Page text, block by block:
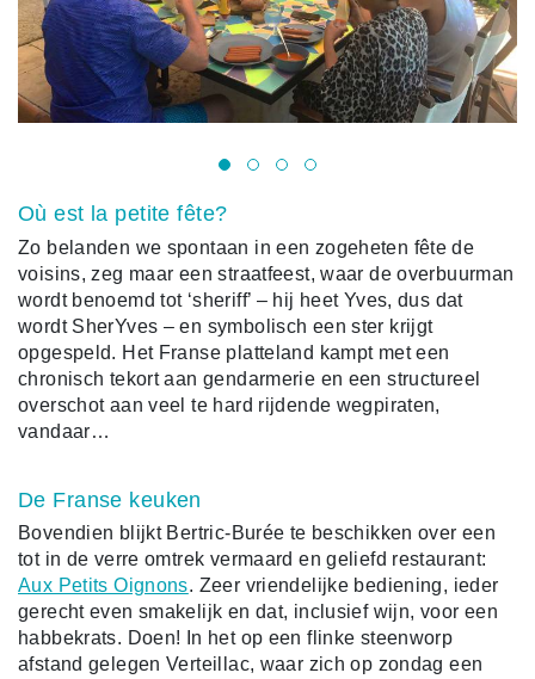
Où est la petite fête?
Zo belanden we spontaan in een zogeheten fête de
voisins, zeg maar een straatfeest, waar de overbuurman
wordt benoemd tot ‘sheriff’ – hij heet Yves, dus dat
wordt SherYves – en symbolisch een ster krijgt
opgespeld. Het Franse platteland kampt met een
chronisch tekort aan gendarmerie en een structureel
overschot aan veel te hard rijdende wegpiraten,
vandaar…
De Franse keuken
Bovendien blijkt Bertric-Burée te beschikken over een
tot in de verre omtrek vermaard en geliefd restaurant:
Aux Petits Oignons. Zeer vriendelijke bediening, ieder
gerecht even smakelijk en dat, inclusief wijn, voor een
habbekrats. Doen! In het op een flinke steenworp
afstand gelegen Verteillac, waar zich op zondag een